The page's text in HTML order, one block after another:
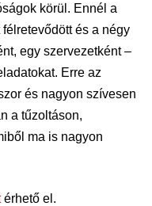
körül. Ennél a
és a négy
egy szervezetként –
Erre az
és nagyon szívesen
a tűzoltáson,
ma is nagyon
érhető el.